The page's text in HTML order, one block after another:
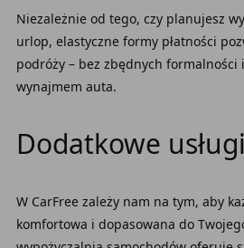
Niezależnie od tego, czy planujesz
urlop, elastyczne formy płatności
podróży – bez zbędnych formalności
wynajmem auta.
Dodatkowe usługi
W CarFree zależy nam na tym, aby
komfortowa i dopasowana do